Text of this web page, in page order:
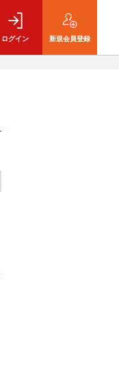
ログイン 新規会員登録